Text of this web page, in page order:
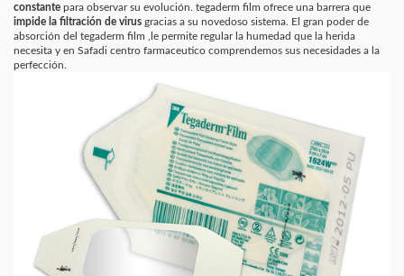
constante para observar su evolución. tegaderm film ofrece una barrera que
impide la filtración de virus gracias a su novedoso sistema. El gran poder de
absorción del tegaderm film ,le permite regular la humedad que la herida
necesita y en Safadi centro farmaceutico comprendemos sus necesidades a la
perfección.